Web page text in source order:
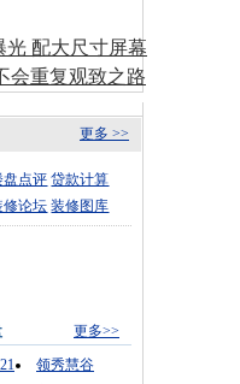
光 配大尺寸屏幕
会重复观致之路
更多 >>
盘点评 贷款计算
修论坛 装修图库
更多>>
领秀慧谷